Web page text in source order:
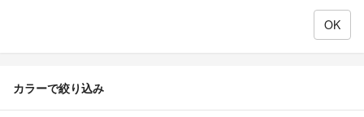
カラーで絞り込み